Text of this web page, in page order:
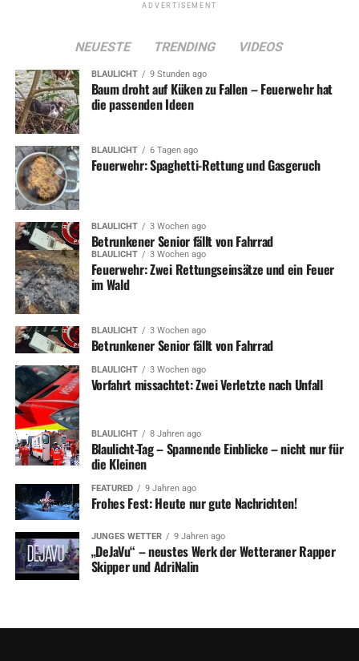
ADVERTISEMENT
NEUESTE TRENDING VIDEOS
BLAULICHT 9 Stunden ago
Baum droht auf Küken zu Fallen – Feuerwehr hat
die passenden Ideen
BLAULICHT 6 Tagen ago
Feuerwehr: Spaghetti-Rettung und Gasgeruch
BLAULICHT 3 Wochen ago
Betrunkener Senior fällt von Fahrrad
BLAULICHT 3 Wochen ago
Feuerwehr: Zwei Rettungseinsätze und ein Feuer
im Wald
BLAULICHT 3 Wochen ago
Betrunkener Senior fällt von Fahrrad
BLAULICHT 3 Wochen ago
Vorfahrt missachtet: Zwei Verletzte nach Unfall
BLAULICHT 8 Jahren ago
Blaulicht-Tag – Spannende Einblicke – nicht nur für
die Kleinen
FEATURED 9 Jahren ago
Frohes Fest: Heute nur gute Nachrichten!
JUNGES WETTER 9 Jahren ago
„DeJaVu“ – neustes Werk der Wetteraner Rapper
Skipper und AdriNalin